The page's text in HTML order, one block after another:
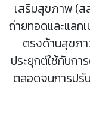
เสริมสุขภาพ (ส
ถ่ายทอดและแลก
ตรงด้านสุขภา
ประยุกต์ใช้กับก
ตลอดจนการปรั